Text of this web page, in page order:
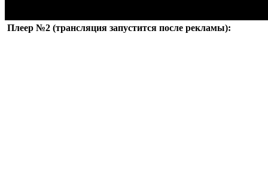
Плеер №2 (трансляция запустится после рекламы):